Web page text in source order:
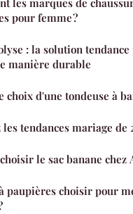
les marques de
pour femme ?
: la solution
manière durable
choix d'une tondeuse à
tendances mariage de
le sac banane chez
paupières choisir pour